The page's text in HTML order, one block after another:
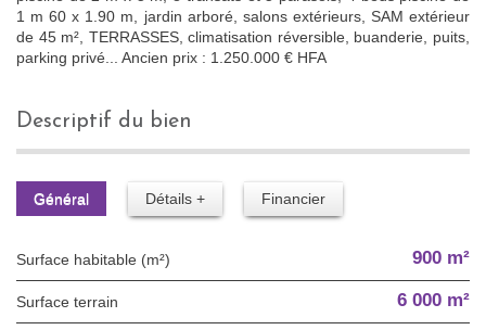
1 m 60 x 1.90 m, jardin arboré, salons extérieurs, SAM extérieur
de 45 m², TERRASSES, climatisation réversible, buanderie, puits,
parking privé... Ancien prix : 1.250.000 € HFA
descriptif du bien
Général Détails + Financier
Surface habitable (m²) 900 m²
surface terrain 6 000 m²